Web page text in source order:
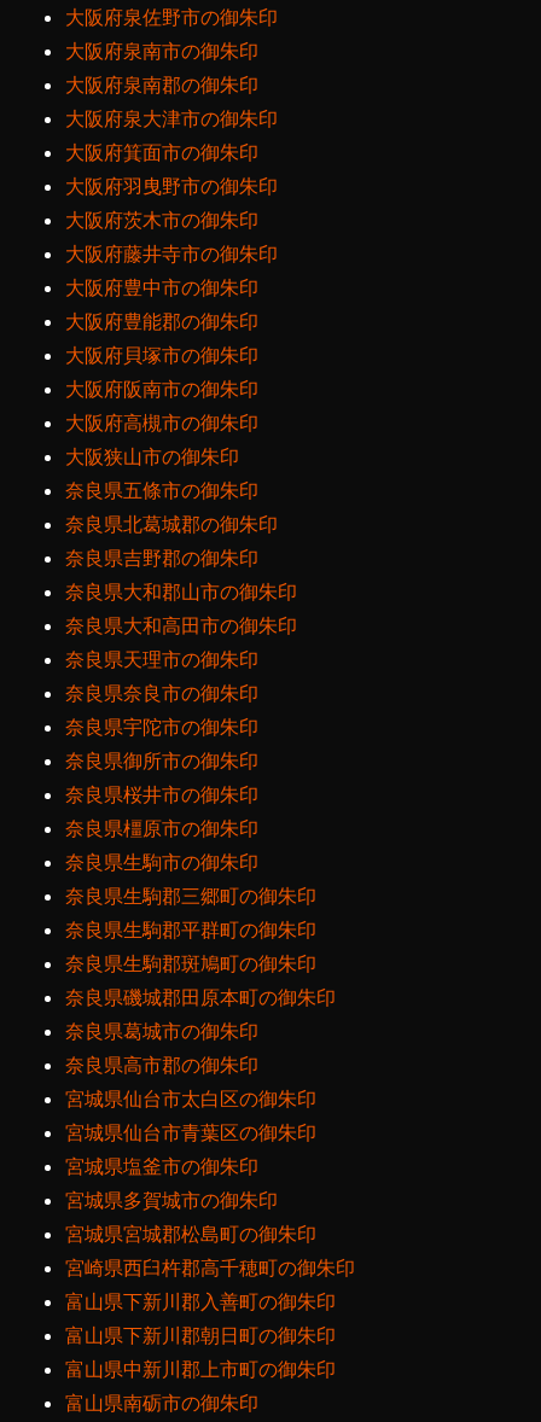
大阪府泉佐野市の御朱印
大阪府泉南市の御朱印
大阪府泉南郡の御朱印
大阪府泉大津市の御朱印
大阪府箕面市の御朱印
大阪府羽曳野市の御朱印
大阪府茨木市の御朱印
大阪府藤井寺市の御朱印
大阪府豊中市の御朱印
大阪府豊能郡の御朱印
大阪府貝塚市の御朱印
大阪府阪南市の御朱印
大阪府高槻市の御朱印
大阪狭山市の御朱印
奈良県五條市の御朱印
奈良県北葛城郡の御朱印
奈良県吉野郡の御朱印
奈良県大和郡山市の御朱印
奈良県大和高田市の御朱印
奈良県天理市の御朱印
奈良県奈良市の御朱印
奈良県宇陀市の御朱印
奈良県御所市の御朱印
奈良県桜井市の御朱印
奈良県橿原市の御朱印
奈良県生駒市の御朱印
奈良県生駒郡三郷町の御朱印
奈良県生駒郡平群町の御朱印
奈良県生駒郡斑鳩町の御朱印
奈良県磯城郡田原本町の御朱印
奈良県葛城市の御朱印
奈良県高市郡の御朱印
宮城県仙台市太白区の御朱印
宮城県仙台市青葉区の御朱印
宮城県塩釜市の御朱印
宮城県多賀城市の御朱印
宮城県宮城郡松島町の御朱印
宮崎県西臼杵郡高千穂町の御朱印
富山県下新川郡入善町の御朱印
富山県下新川郡朝日町の御朱印
富山県中新川郡上市町の御朱印
富山県南砺市の御朱印